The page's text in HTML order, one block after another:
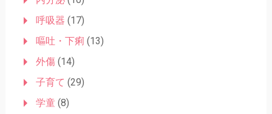
呼吸器 (17)
嘔吐・下痢 (13)
外傷(14)
子育て (29)
学童(8)